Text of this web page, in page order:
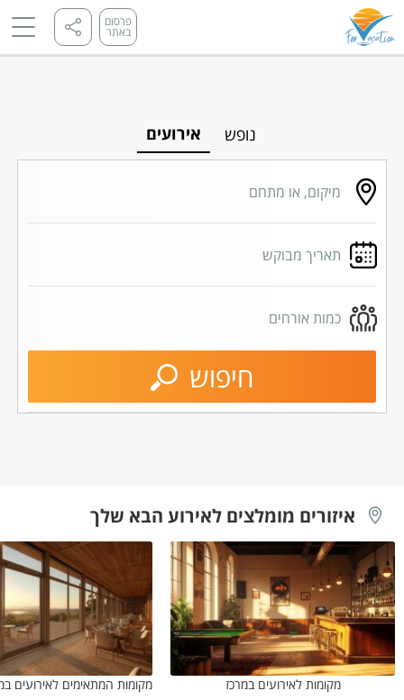
פרסום
באתר
נופש אירועים
מיקום, או מתחם
תאריך מבוקש
כמות אורחים
חיפוש
איזורים מומלצים לאירוע הבא שלך
מקומות לאירועים במרכז